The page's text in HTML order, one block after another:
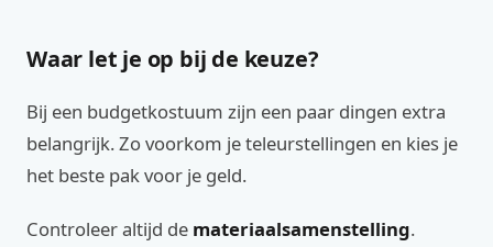
Waar let je op bij de keuze?
Bij een budgetkostuum zijn een paar dingen extra
belangrijk. Zo voorkom je teleurstellingen en kies je
het beste pak voor je geld.
Controleer altijd de materiaalsamenstelling.